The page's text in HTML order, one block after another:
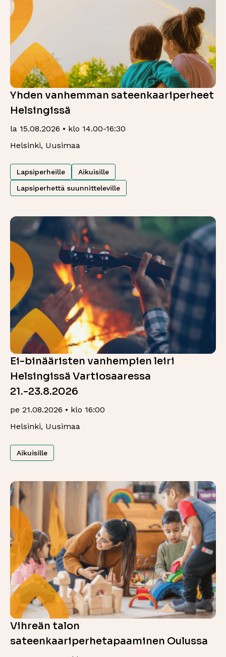
Yhden vanhemman sateenkaariperheet
Helsingissä
la 15.08.2026 • klo 14.00-16:30
Helsinki, Uusimaa
Lapsiperheille
Aikuisille
Lapsiperhettä suunnitteleville
Ei-binääristen vanhempien leiri
Helsingissä Vartiosaaressa
21.-23.8.2026
pe 21.08.2026 • klo 16:00
Helsinki, Uusimaa
Aikuisille
Vihreän talon
sateenkaariperhetapaaminen Oulussa